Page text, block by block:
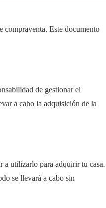
compraventa. Este documento
de gestionar el
a cabo la adquisición de la
a utilizarlo para adquirir tu casa.
se llevará a cabo sin